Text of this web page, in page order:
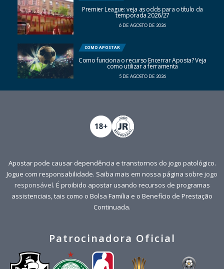
Premier League: veja as odds para o título da
temporada 2026/27
6 DE AGOSTO DE 2026
COMO APOSTAR
Como funciona o recurso Encerrar Aposta? Veja
como utilizar a ferramenta
5 DE AGOSTO DE 2026
Apostar pode causar dependência e transtornos do jogo patológico.
Jogue com responsabilidade. Saiba mais em nossa página sobre jogo
responsável. É proibido apostar usando recursos de programas
assistenciais, tais como o Bolsa Família e o Benefício de Prestação
Continuada.
Patrocinadora Oficial